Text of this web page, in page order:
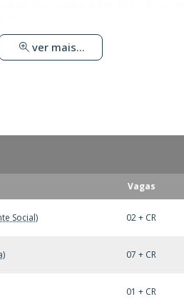
ver mais...
Vagas
Social) 02 + CR
07 + CR
01 + CR